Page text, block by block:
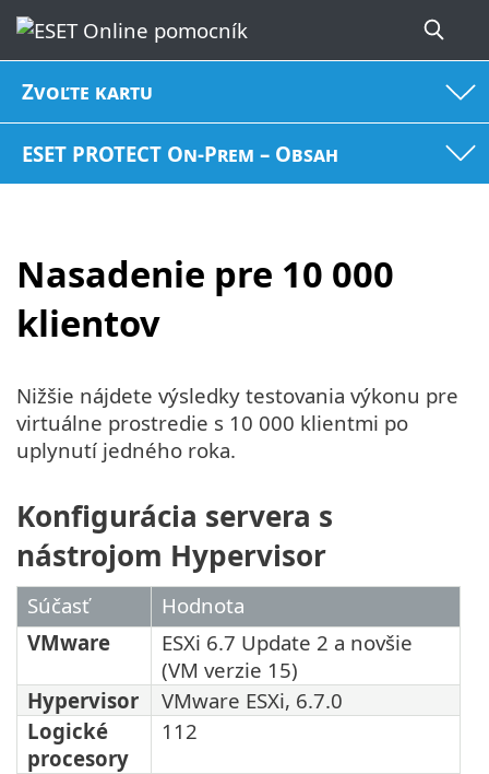
Zvoľte kartu
ESET PROTECT On-Prem – Obsah
Nasadenie pre 10 000
klientov
Nižšie nájdete výsledky testovania výkonu pre
virtuálne prostredie s 10 000 klientmi po
uplynutí jedného roka.
Konfigurácia servera s
nástrojom Hypervisor
Súčasť
Hodnota
VMware
ESXi 6.7 Update 2 a novšie
(VM verzie 15)
Hypervisor
VMware ESXi, 6.7.0
Logické
procesory
112